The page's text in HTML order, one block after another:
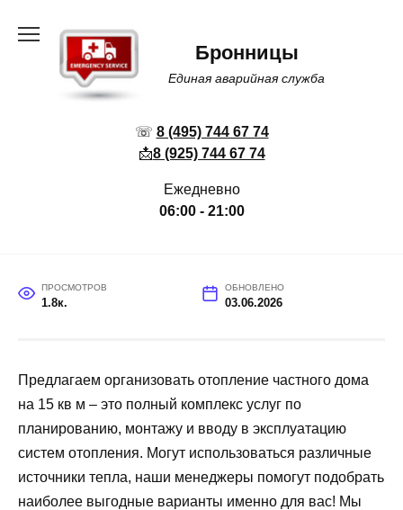
содержанию
Бронницы
Единая аварийная служба
☏ 8 (495) 744 67 74
📩8 (925) 744 67 74
Ежедневно
06:00 - 21:00
ПРОСМОТРОВ
1.8к.
ОБНОВЛЕНО
03.06.2026
Предлагаем организовать отопление частного дома
на 15 кв м – это полный комплекс услуг по
планированию, монтажу и вводу в эксплуатацию
систем отопления. Могут использоваться различные
источники тепла, наши менеджеры помогут подобрать
наиболее выгодные варианты именно для вас! Мы